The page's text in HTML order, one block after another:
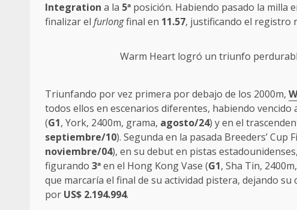
Integration a la 5ª posición. Habiendo pasado la milla
finalizar el furlongfinal en 11.57, justificando el registro
Warm Heart logró un triunfo
Triunfando por vez primera por debajo de los 2000m,
todos ellos en escenarios diferentes, habiendo
(G1, York, 2400m, grama, agosto/24) y en el
septiembre/10). Segunda en la pasada Breeders’ Cup
noviembre/04), en su debut en pistas estadounidenses,
figurando 3ªen el Hong Kong Vase (G1, Sha Tin,
que marcaría el final de su actividad pistera, dejando su
por US$ 2.194.994.